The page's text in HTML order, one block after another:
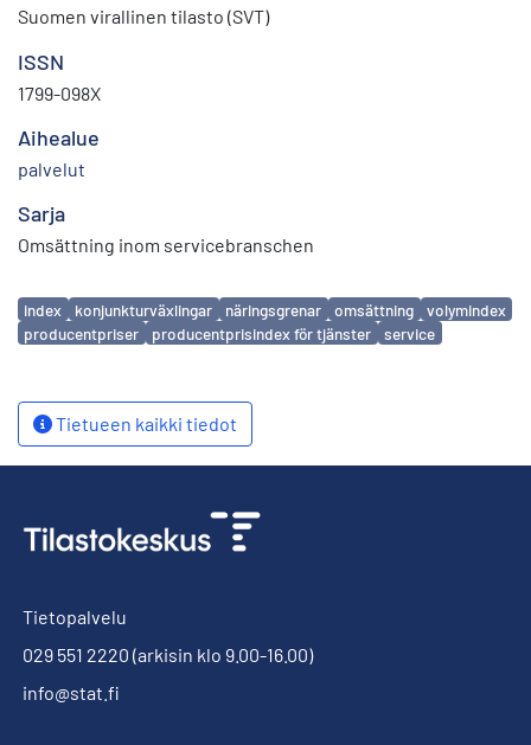
Suomen virallinen tilasto (SVT)
ISSN
1799-098X
Aihealue
palvelut
Sarja
Omsättning inom servicebranschen
Avainsanat
index konjunkturväxlingar näringsgrenar omsättning
volymindex
producentpriser
producentprisindex för tjänster service
Tietueen kaikki tiedot
Tietopalvelu
029 551 2220 (arkisin klo 9.00-16.00)
info@stat.fi